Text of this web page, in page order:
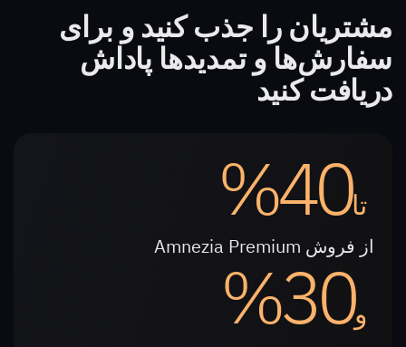
مشتریان را جذب کنید و برای
سفارش‌ها و تمدیدها پاداش
دریافت کنید
تا40%
از فروش Amnezia Premium
و30%